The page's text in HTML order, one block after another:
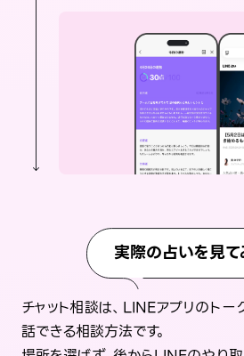
実際の占いを見て
チャット相談は、LINEアプリのト
話できる相談方法です。